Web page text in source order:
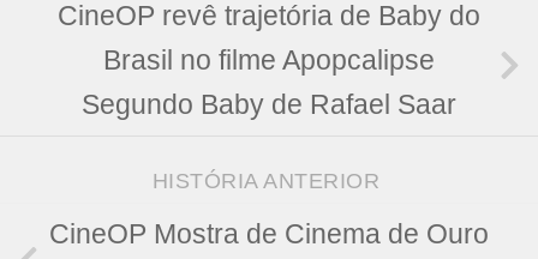
CineOP revê trajetória de Baby do
Brasil no filme Apopcalipse
Segundo Baby de Rafael Saar
HISTÓRIA ANTERIOR
CineOP Mostra de Cinema de Ouro